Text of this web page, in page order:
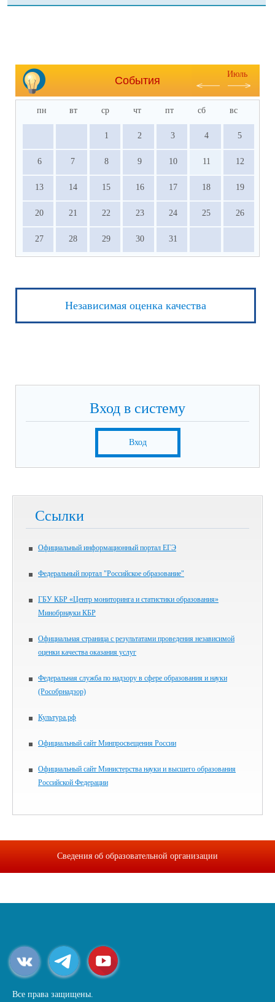
События
Июль
пн вт ср чт пт сб вс
1 2 3 4 5
6 7 8 9 10 11 12
13 14 15 16 17 18 19
20 21 22 23 24 25 26
27 28 29 30 31
Независимая оценка качества
Вход в систему
Вход
Ссылки
Официальный информационный портал ЕГЭ
Федеральный портал "Российское образование"
ГБУ КБР «Центр мониторинга и статистики образования»
Минобрнауки КБР
Официальная страница с результатами проведения независимой
оценки качества оказания услуг
Федеральная служба по надзору в сфере образования и науки
(Рособрнадзор)
Культура.рф
Официальный сайт Минпросвещения России
Официальный сайт Министерства науки и высшего образования
Российской Федерации
Сведения об образовательной организации
Все права защищены.